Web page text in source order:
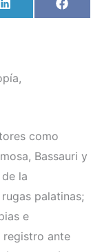
Compartir
en
L
i
I
n
en
F
a
como
Bassauri y
la
palatinas;
e
registro ante